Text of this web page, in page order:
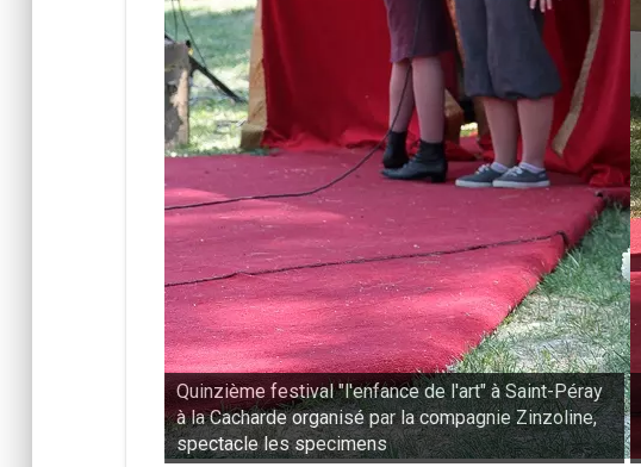
Quinzième festival "l'enfance de l'art" à Saint-Péray
à la Cacharde organisé par la compagnie Zinzoline,
spectacle les specimens